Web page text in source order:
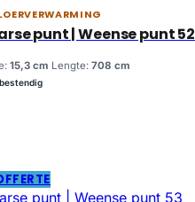
punt | Weense punt 52
15,3 cm Lengte: 708 cm